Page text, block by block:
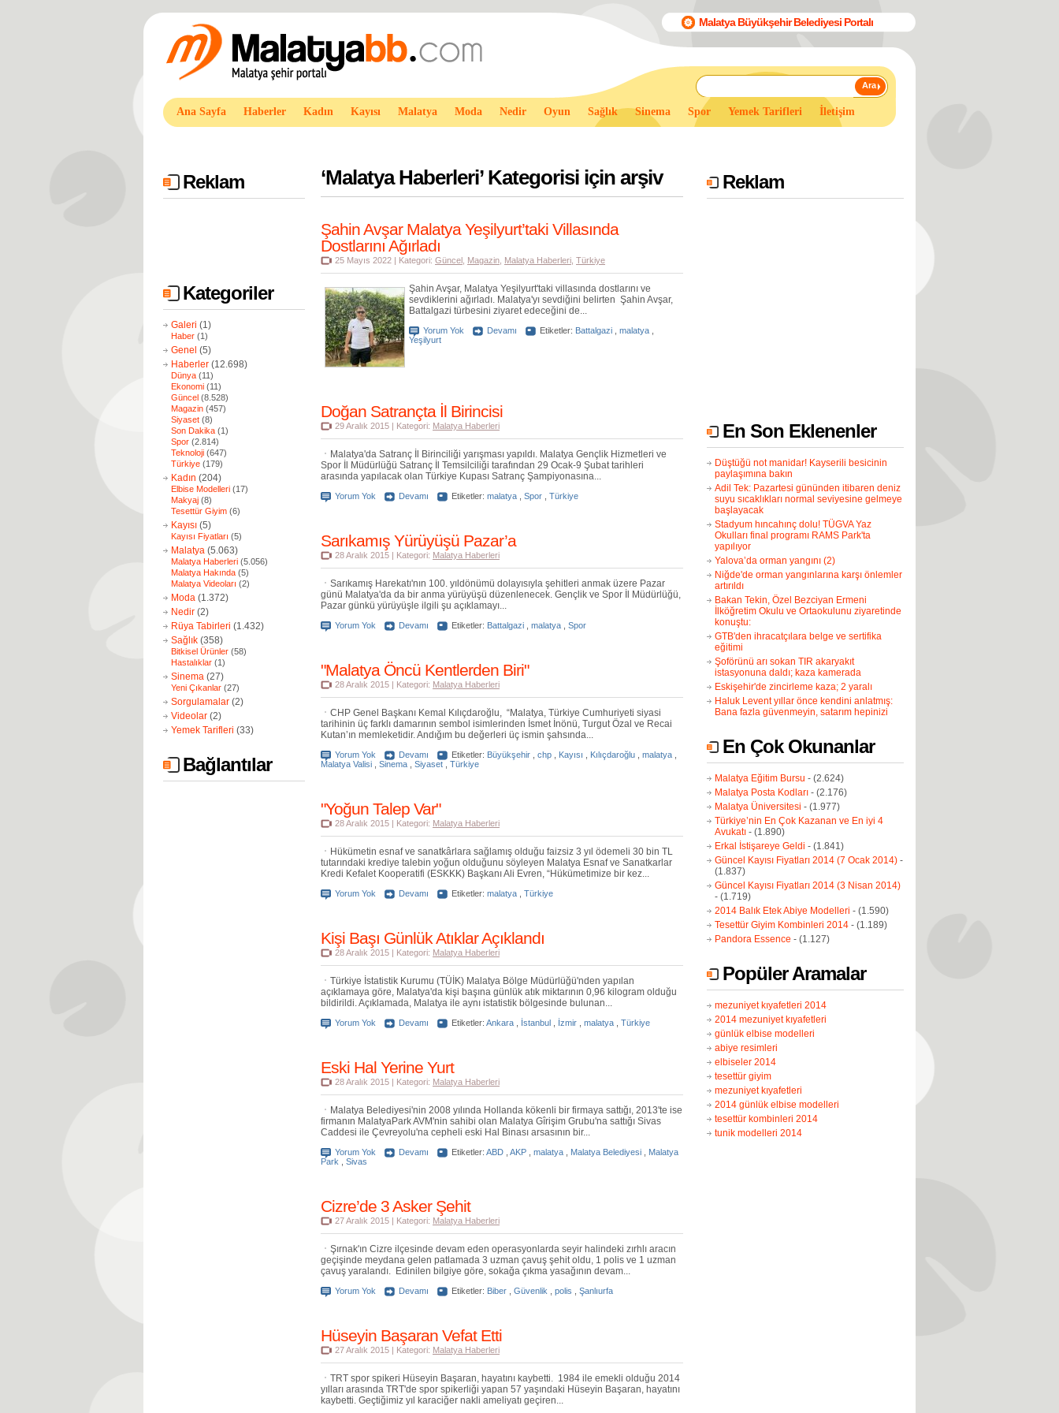
Ara
Malatya Büyükşehir Belediyesi Portalı
Ana Sayfa Haberler Kadın Kayısı Malatya Moda Nedir Oyun Sağlık Sinema Spor Yemek Tarifleri İletişim
Reklam
Kategoriler
Galeri (1)
Haber (1)
Genel (5)
Haberler (12.698)
Dünya (11)
Ekonomi (11)
Güncel (8.528)
Magazin (457)
Siyaset (8)
Son Dakika (1)
Spor (2.814)
Teknoloji (647)
Türkiye (179)
Kadın (204)
Elbise Modelleri (17)
Makyaj (8)
Tesettür Giyim (6)
Kayısı (5)
Kayısı Fiyatları (5)
Malatya (5.063)
Malatya Haberleri (5.056)
Malatya Hakında (5)
Malatya Videoları (2)
Moda (1.372)
Nedir (2)
Rüya Tabirleri (1.432)
Sağlık (358)
Bitkisel Ürünler (58)
Hastalıklar (1)
Sinema (27)
Yeni Çıkanlar (27)
Sorgulamalar (2)
Videolar (2)
Yemek Tarifleri (33)
Bağlantılar
‘Malatya Haberleri’ Kategorisi için arşiv
Şahin Avşar Malatya Yeşilyurt’taki Villasında
Dostlarını Ağırladı
25 Mayıs 2022 | Kategori: Güncel Magazin Malatya Haberleri Türkiye
Şahin Avşar, Malatya Yeşilyurt'taki villasında dostlarını ve
sevdiklerini ağırladı. Malatya'yı sevdiğini belirten Şahin Avşar,
Battalgazi türbesini ziyaret edeceğini de...
Yorum Yok Devamı Etiketler: Battalgazi malatya
Yeşilyurt
Doğan Satrançta İl Birincisi
29 Aralık 2015 | Kategori: Malatya Haberleri
Malatya'da Satranç İl Birinciliği yarışması yapıldı. Malatya Gençlik Hizmetleri ve
Spor İl Müdürlüğü Satranç İl Temsilciliği tarafından 29 Ocak-9 Şubat tarihleri
arasında yapılacak olan Türkiye Kupası Satranç Şampiyonasına...
Yorum Yok Devamı Etiketler: malatya Spor Türkiye
Sarıkamış Yürüyüşü Pazar’a
28 Aralık 2015 | Kategori: Malatya Haberleri
Sarıkamış Harekatı'nın 100. yıldönümü dolayısıyla şehitleri anmak üzere Pazar
günü Malatya'da da bir anma yürüyüşü düzenlenecek. Gençlik ve Spor İl Müdürlüğü,
Pazar günkü yürüyüşle ilgili şu açıklamayı...
Yorum Yok Devamı Etiketler: Battalgazi malatya Spor
"Malatya Öncü Kentlerden Biri"
28 Aralık 2015 | Kategori: Malatya Haberleri
CHP Genel Başkanı Kemal Kılıçdaroğlu, “Malatya, Türkiye Cumhuriyeti siyasi
tarihinin üç farklı damarının sembol isimlerinden İsmet İnönü, Turgut Özal ve Recai
Kutan’ın memleketidir. Andığım bu değerleri üç ismin şahsında...
Yorum Yok Devamı Etiketler: Büyükşehir chp Kayısı Kılıçdaroğlu malatya
Malatya Valisi
Sinema Siyaset Türkiye
"Yoğun Talep Var"
28 Aralık 2015 | Kategori: Malatya Haberleri
Hükümetin esnaf ve sanatkârlara sağlamış olduğu faizsiz 3 yıl ödemeli 30 bin TL
tutarındaki krediye talebin yoğun olduğunu söyleyen Malatya Esnaf ve Sanatkarlar
Kredi Kefalet Kooperatifi (ESKKK) Başkanı Ali Evren, “Hükümetimize bir kez...
Yorum Yok Devamı Etiketler: malatya Türkiye
Kişi Başı Günlük Atıklar Açıklandı
28 Aralık 2015 | Kategori: Malatya Haberleri
Türkiye İstatistik Kurumu (TÜİK) Malatya Bölge Müdürlüğü'nden yapılan
açıklamaya göre, Malatya'da kişi başına günlük atık miktarının 0,96 kilogram olduğu
bildirildi. Açıklamada, Malatya ile aynı istatistik bölgesinde bulunan...
Yorum Yok Devamı Etiketler: Ankara İstanbul İzmir malatya Türkiye
Eski Hal Yerine Yurt
28 Aralık 2015 | Kategori: Malatya Haberleri
Malatya Belediyesi'nin 2008 yılında Hollanda kökenli bir firmaya sattığı, 2013'te ise
firmanın MalatyaPark AVM'nin sahibi olan Malatya Gîrişim Grubu'na sattığı Sivas
Caddesi ile Çevreyolu'na cepheli eski Hal Binası arsasının bir...
Yorum Yok Devamı Etiketler: ABD AKP malatya Malatya Belediyesi
Malatya
Park
Sivas
Cizre’de 3 Asker Şehit
27 Aralık 2015 | Kategori: Malatya Haberleri
Şırnak'ın Cizre ilçesinde devam eden operasyonlarda seyir halindeki zırhlı aracın
geçişinde meydana gelen patlamada 3 uzman çavuş şehit oldu, 1 polis ve 1 uzman
çavuş yaralandı. Edinilen bilgiye göre, sokağa çıkma yasağının devam...
Yorum Yok Devamı Etiketler: Biber Güvenlik polis Şanlıurfa
Hüseyin Başaran Vefat Etti
27 Aralık 2015 | Kategori: Malatya Haberleri
TRT spor spikeri Hüseyin Başaran, hayatını kaybetti. 1984 ile emekli olduğu 2014
yılları arasında TRT'de spor spikerliği yapan 57 yaşındaki Hüseyin Başaran, hayatını
kaybetti. Geçtiğimiz yıl karaciğer nakli ameliyatı geçiren...
Reklam
En Son Eklenenler
Düştüğü not manidar! Kayserili besicinin
paylaşımına bakın
Adil Tek: Pazartesi gününden itibaren deniz
suyu sıcaklıkları normal seviyesine gelmeye
başlayacak
Stadyum hıncahınç dolu! TÜGVA Yaz
Okulları final programı RAMS Park'ta
yapılıyor
Yalova’da orman yangını (2)
Niğde'de orman yangınlarına karşı önlemler
artırıldı
Bakan Tekin, Özel Bezciyan Ermeni
İlköğretim Okulu ve Ortaokulunu ziyaretinde
konuştu:
GTB'den ihracatçılara belge ve sertifika
eğitimi
Şoförünü arı sokan TIR akaryakıt
istasyonuna daldı; kaza kamerada
Eskişehir'de zincirleme kaza; 2 yaralı
Haluk Levent yıllar önce kendini anlatmış:
Bana fazla güvenmeyin, satarım hepinizi
En Çok Okunanlar
Malatya Eğitim Bursu - (2.624)
Malatya Posta Kodları - (2.176)
Malatya Üniversitesi - (1.977)
Türkiye’nin En Çok Kazanan ve En iyi 4
Avukatı - (1.890)
Erkal İstişareye Geldi - (1.841)
Güncel Kayısı Fiyatları 2014 (7 Ocak 2014) -
(1.837)
Güncel Kayısı Fiyatları 2014 (3 Nisan 2014)
- (1.719)
2014 Balık Etek Abiye Modelleri - (1.590)
Tesettür Giyim Kombinleri 2014 - (1.189)
Pandora Essence - (1.127)
Popüler Aramalar
mezuniyet kıyafetleri 2014
2014 mezuniyet kıyafetleri
günlük elbise modelleri
abiye resimleri
elbiseler 2014
tesettür giyim
mezuniyet kıyafetleri
2014 günlük elbise modelleri
tesettür kombinleri 2014
tunik modelleri 2014